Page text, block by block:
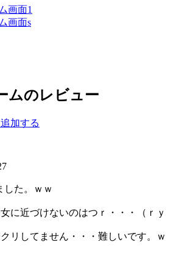
ムのレビュー
加する
した。ｗｗ
に近づけないのはつｒ・・・（ｒｙ
リしてません・・・難しいです。ｗ